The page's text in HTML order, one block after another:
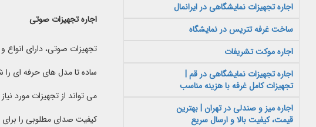
اجاره تجهیزات صوتی
تجهیزات صوتی، دارای انواع
ساده تا مدل های حرفه ای را
می تواند از تجهیزات مورد
کیفیت صدای مطلوبی را
اجاره میز و صندلی در تهران | بهترین
قیمت، کیفیت بالا و ارسال سریع
اجاره تجهیزات نمایشگاهی در قم |
تجهیزات کامل غرفه با هزینه مناسب
اجاره موکت تشریفات
ساخت غرفه تتریس در نمایشگاه
اجاره تجهیزات نمایشگاهی در ایرانمال